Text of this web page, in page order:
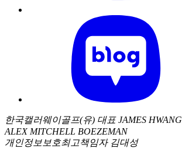
한국캘러웨이골프(유) 대표 JAMES HWANG,
ALEX MITCHELL BOEZEMAN
개인정보보호최고책임자 김대성